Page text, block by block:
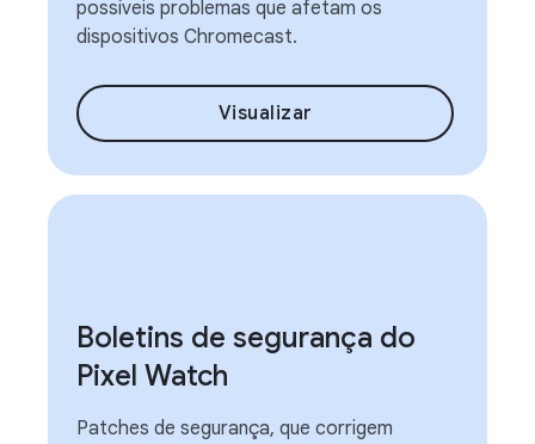
possíveis problemas que afetam os
dispositivos Chromecast.
Visualizar
Boletins de segurança do
Pixel Watch
Patches de segurança, que corrigem